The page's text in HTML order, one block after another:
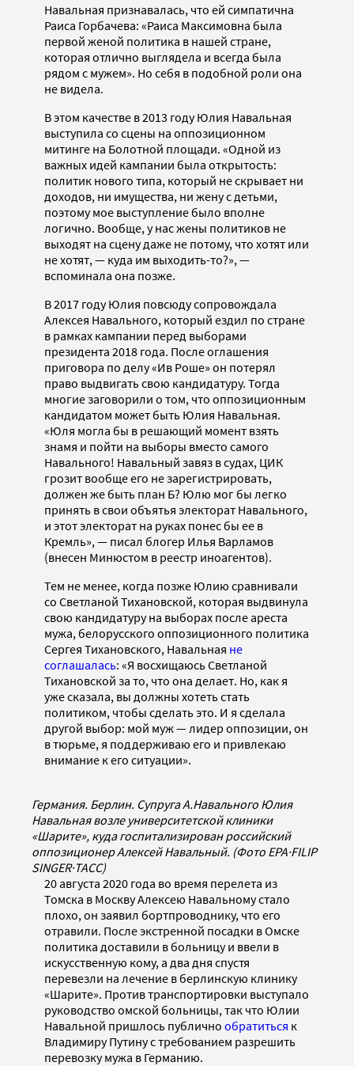
Навальная признавалась, что ей симпатична
Раиса Горбачева: «Раиса Максимовна была
первой женой политика в нашей стране,
которая отлично выглядела и всегда была
рядом с мужем». Но себя в подобной роли она
не видела.
В этом качестве в 2013 году Юлия Навальная
выступила со сцены на оппозиционном
митинге на Болотной площади. «Одной из
важных идей кампании была открытость:
политик нового типа, который не скрывает ни
доходов, ни имущества, ни жену с детьми,
поэтому мое выступление было вполне
логично. Вообще, у нас жены политиков не
выходят на сцену даже не потому, что хотят или
не хотят, — куда им выходить-то?», —
вспоминала она позже.
В 2017 году Юлия повсюду сопровождала
Алексея Навального, который ездил по стране
в рамках кампании перед выборами
президента 2018 года. После оглашения
приговора по делу «Ив Роше» он потерял
право выдвигать свою кандидатуру. Тогда
многие заговорили о том, что оппозиционным
кандидатом может быть Юлия Навальная.
«Юля могла бы в решающий момент взять
знамя и пойти на выборы вместо самого
Навального! Навальный завяз в судах, ЦИК
грозит вообще его не зарегистрировать,
должен же быть план Б? Юлю мог бы легко
принять в свои объятья электорат Навального,
и этот электорат на руках понес бы ее в
Кремль», — писал блогер Илья Варламов
(внесен Минюстом в реестр иноагентов).
Тем не менее, когда позже Юлию сравнивали
со Светланой Тихановской, которая выдвинула
свою кандидатуру на выборах после ареста
мужа, белорусского оппозиционного политика
Сергея Тихановского, Навальная не
соглашалась: «Я восхищаюсь Светланой
Тихановской за то, что она делает. Но, как я
уже сказала, вы должны хотеть стать
политиком, чтобы сделать это. И я сделала
другой выбор: мой муж — лидер оппозиции, он
в тюрьме, я поддерживаю его и привлекаю
внимание к его ситуации».
Германия. Берлин. Супруга А.Навального Юлия
Навальная возле университетской клиники
«Шарите», куда госпитализирован российский
оппозиционер Алексей Навальный. (Фото EPA·FILIP
SINGER·ТАСС)
20 августа 2020 года во время перелета из
Томска в Москву Алексею Навальному стало
плохо, он заявил бортпроводнику, что его
отравили. После экстренной посадки в Омске
политика доставили в больницу и ввели в
искусственную кому, а два дня спустя
перевезли на лечение в берлинскую клинику
«Шарите». Против транспортировки выступало
руководство омской больницы, так что Юлии
Навальной пришлось публично обратиться к
Владимиру Путину с требованием разрешить
перевозку мужа в Германию.